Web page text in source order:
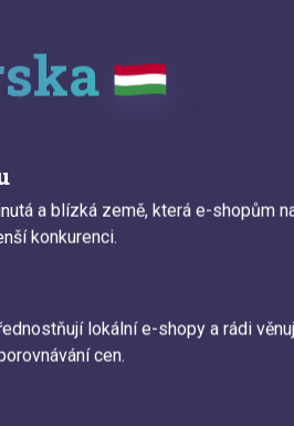
a blízká země, která e-shopům
konkurenci.
lokální e-shopy a rádi
cen.